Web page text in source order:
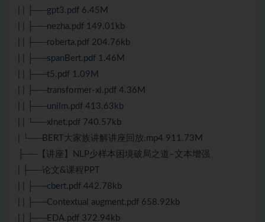
| | ├──gpt3.pdf 6.45M
| | ├──nezha.pdf 149.01kb
| | ├──roberta.pdf 204.76kb
| | ├──spanBert.pdf 1.46M
| | ├──t5.pdf 1.09M
| | ├──transformer-xl.pdf 4.36M
| | ├──unilm.pdf 413.63kb
| | └──xlnet.pdf 740.57kb
| └──BERT大家族讲解讲座回放.mp4 911.73M
├──【讲座】NLP少样本困境破局之道–文本增强
| ├──论文&课程PPT
| | ├──cbert.pdf 442.78kb
| | ├──Contextual augment.pdf 658.92kb
| | ├──EDA.pdf 372.94kb